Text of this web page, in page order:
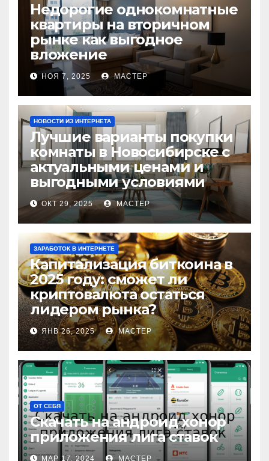
Недорогие однокомнатные
квартиры на вторичном
рынке как выгодное
вложение
НОЯ 7, 2025 МАСТЕР
НОВОСТИ ИЗ ИНТЕРНЕТА
Лучшие варианты покупки
комнаты в Новосибирске с
актуальными ценами и
выгодными условиями
ОКТ 29, 2025 МАСТЕР
ЗАРАБОТОК В ИНТЕРНЕТЕ
Капитализация биткоина в
2025 году: сможет ли
криптовалюта остаться
лидером рынка?
ЯНВ 26, 2025 МАСТЕР
ОТ СЕБЯ
Скачать на андроид хонор
приложения лига ставок
МАР 17, 2024 МАСТЕР